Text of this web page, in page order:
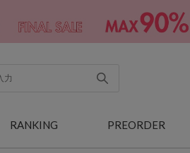
RANKING PREORDER